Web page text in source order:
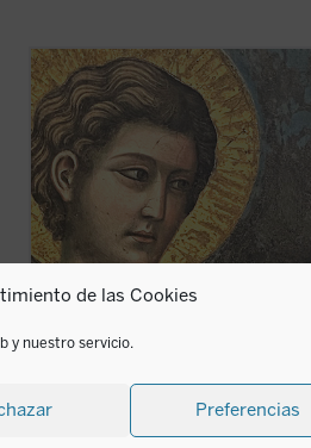
de las Cookies
y nuestro servicio.
Preferencias
Erik Varden muestra —en un texto
enriquecido con una amplia gama de
referencias a las escrituras, la literatura,
la música, la pintura y la escultura— que
la castidad, la dirección única de los
sentidos, es una cualidad atractiva y ...
(ver ficha)